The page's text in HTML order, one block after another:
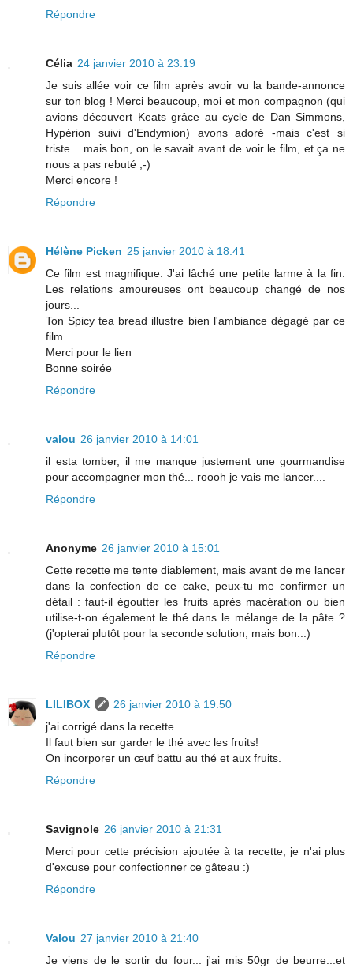
Répondre
Célia 24 janvier 2010 à 23:19
Je suis allée voir ce film après avoir vu la bande-annonce
sur ton blog ! Merci beaucoup, moi et mon compagnon (qui
avions découvert Keats grâce au cycle de Dan Simmons,
Hypérion suivi d'Endymion) avons adoré -mais c'est si
triste... mais bon, on le savait avant de voir le film, et ça ne
nous a pas rebuté ;-)
Merci encore !
Répondre
Hélène Picken 25 janvier 2010 à 18:41
Ce film est magnifique. J'ai lâché une petite larme à la fin.
Les relations amoureuses ont beaucoup changé de nos
jours...
Ton Spicy tea bread illustre bien l'ambiance dégagé par ce
film.
Merci pour le lien
Bonne soirée
Répondre
valou 26 janvier 2010 à 14:01
il esta tomber, il me manque justement une gourmandise
pour accompagner mon thé... roooh je vais me lancer....
Répondre
Anonyme 26 janvier 2010 à 15:01
Cette recette me tente diablement, mais avant de me lancer
dans la confection de ce cake, peux-tu me confirmer un
détail : faut-il égoutter les fruits après macération ou bien
utilise-t-on également le thé dans le mélange de la pâte ?
(j'opterai plutôt pour la seconde solution, mais bon...)
Répondre
LILIBOX
26 janvier 2010 à 19:50
j'ai corrigé dans la recette .
Il faut bien sur garder le thé avec les fruits!
On incorporer un œuf battu au thé et aux fruits.
Répondre
Savignole 26 janvier 2010 à 21:31
Merci pour cette précision ajoutée à ta recette, je n'ai plus
d'excuse pour confectionner ce gâteau :)
Répondre
Valou 27 janvier 2010 à 21:40
Je viens de le sortir du four... j'ai mis 50gr de beurre...et